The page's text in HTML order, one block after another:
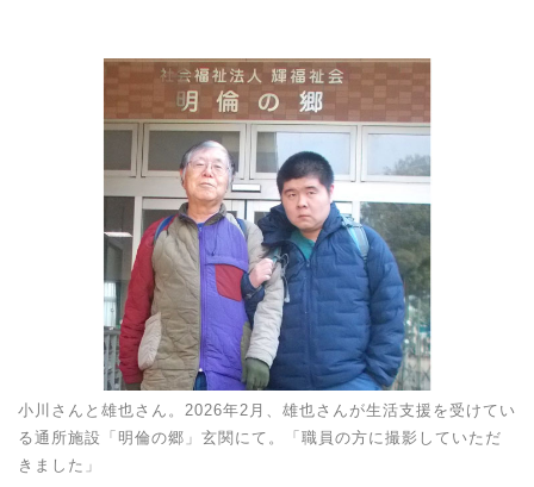
小川さんと雄也さん。2026年2月、雄也さんが生活支援を受けてい
る通所施設「明倫の郷」玄関にて。「職員の方に撮影していただ
きました」